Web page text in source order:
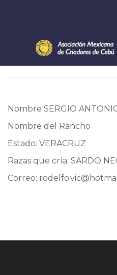
Nombre SERGIO
Nombre del Rancho
Estado: VERACRUZ
Razas que cría: SARDO
Correo: